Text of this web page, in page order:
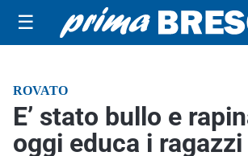
☰
ROVATO
E’ stato bullo e
oggi educa i ragazzi